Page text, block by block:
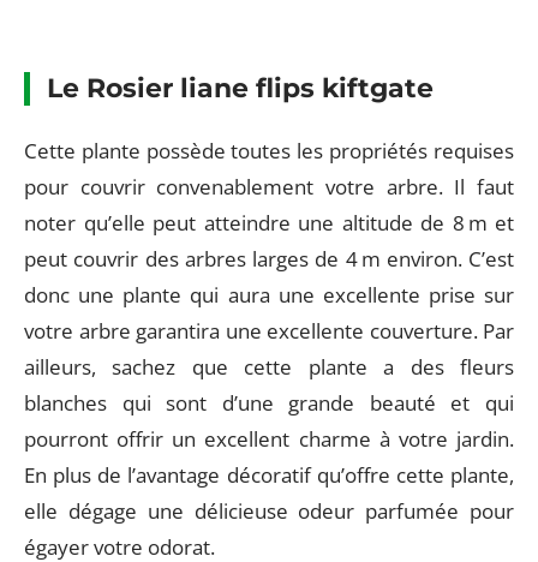
Le Rosier liane flips kiftgate
Cette plante possède toutes les propriétés requises
pour couvrir convenablement votre arbre. Il faut
noter qu’elle peut atteindre une altitude de 8 m et
peut couvrir des arbres larges de 4 m environ. C’est
donc une plante qui aura une excellente prise sur
votre arbre garantira une excellente couverture. Par
ailleurs, sachez que cette plante a des fleurs
blanches qui sont d’une grande beauté et qui
pourront offrir un excellent charme à votre jardin.
En plus de l’avantage décoratif qu’offre cette plante,
elle dégage une délicieuse odeur parfumée pour
égayer votre odorat.